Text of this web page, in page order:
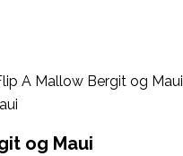
A Mallow Bergit og Maui
og Maui